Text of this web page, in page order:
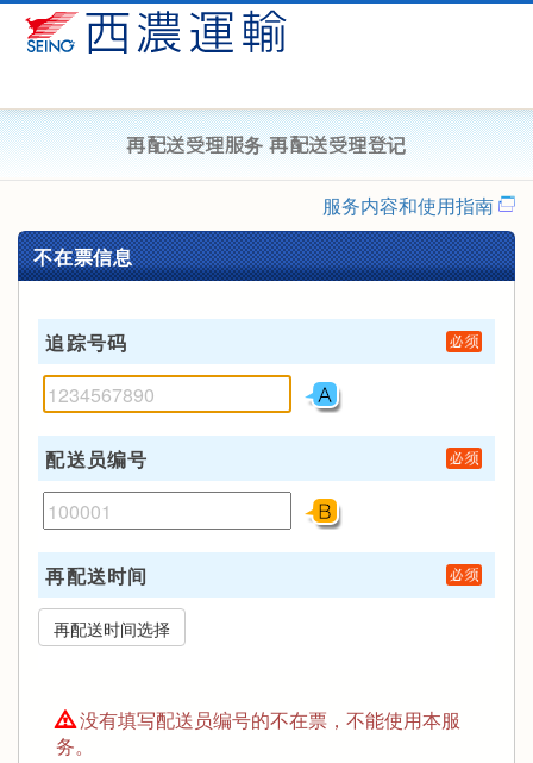
再配送受理服务 再配送受理登记
服务内容和使用指南
不在票信息
追踪号码
配送员编号
再配送时间
没有填写配送员编号的不在票，不能使用本服
务。